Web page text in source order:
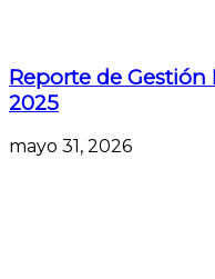
Reporte de Gestión
2025
mayo 31, 2026